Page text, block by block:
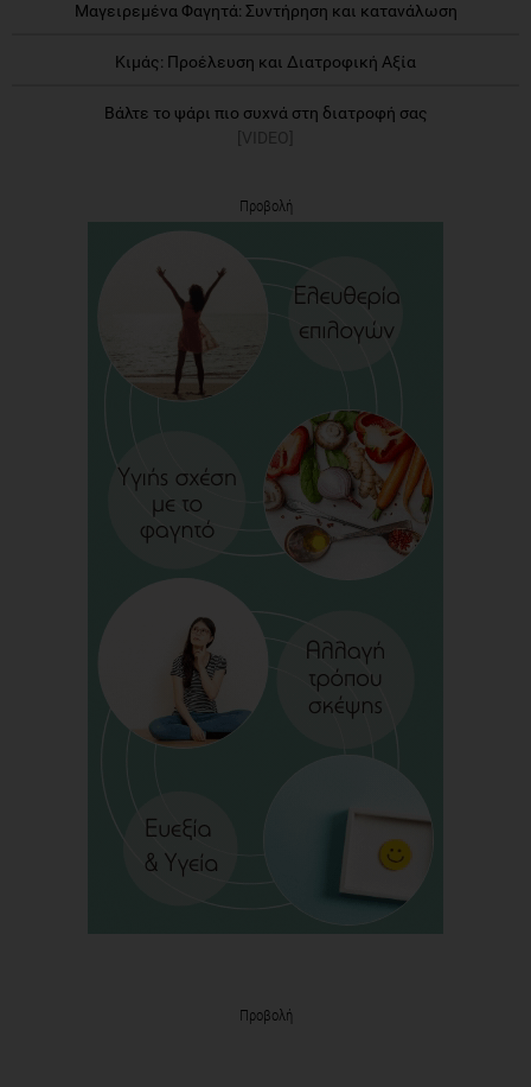
Μαγειρεμένα Φαγητά: Συντήρηση και κατανάλωση
Κιμάς: Προέλευση και Διατροφική Αξία
Βάλτε το ψάρι πιο συχνά στη διατροφή σας
[VIDEO]
Προβολή
Προβολή